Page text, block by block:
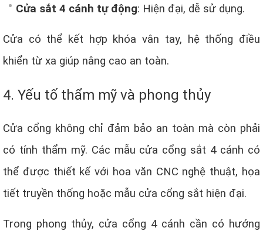
Cửa sắt 4 cánh tự động: Hiện đại, dễ sử dụng.
Cửa có thể kết hợp khóa vân tay, hệ thống điều
khiển từ xa giúp nâng cao an toàn.
4. Yếu tố thẩm mỹ và phong thủy
Cửa cổng không chỉ đảm bảo an toàn mà còn phải
có tính thẩm mỹ. Các mẫu cửa cổng sắt 4 cánh có
thể được thiết kế với hoa văn CNC nghệ thuật, họa
tiết truyền thống hoặc mẫu cửa cổng sắt hiện đại.
Trong phong thủy, cửa cổng 4 cánh cần có hướng